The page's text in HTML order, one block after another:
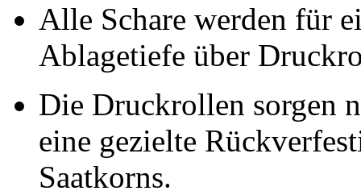
Alle Schare werden für
Ablagetiefe über
Die Druckrollen sorgen
eine gezielte
Saatkorns.